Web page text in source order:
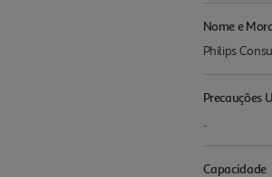
Nome e
Philips
Precauções
..
Capacidade